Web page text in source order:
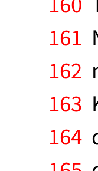
161
162
163
164